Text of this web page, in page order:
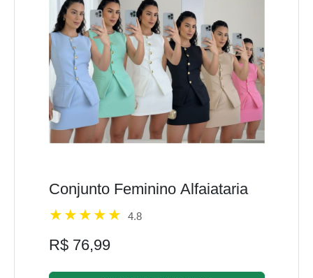
Conjunto Feminino Alfaiataria
4.8
R$ 76,99